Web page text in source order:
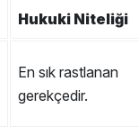
Hukuki Niteliği
En sık rastlanan
gerekçedir.